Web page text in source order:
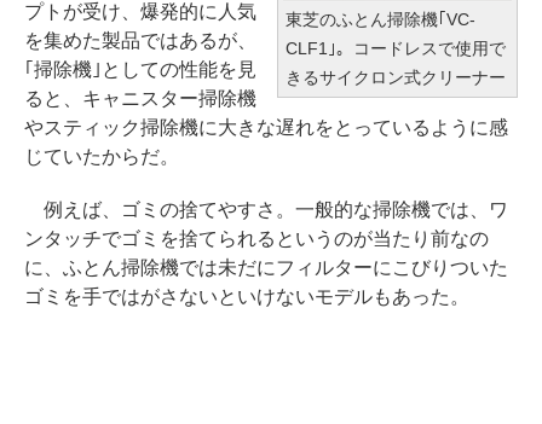
東芝のふとん掃除機｢VC-
CLF1｣。コードレスで使用で
きるサイクロン式クリーナー
プトが受け、爆発的に人気
を集めた製品ではあるが、
｢掃除機｣としての性能を見
ると、キャニスター掃除機
やスティック掃除機に大きな遅れをとっているように感
じていたからだ。
例えば、ゴミの捨てやすさ。一般的な掃除機では、ワ
ンタッチでゴミを捨てられるというのが当たり前なの
に、ふとん掃除機では未だにフィルターにこびりついた
ゴミを手ではがさないといけないモデルもあった。